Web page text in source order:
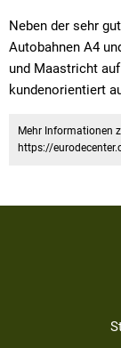
Neben der sehr
Autobahnen A4
und Maastricht
kundenorientiert
Mehr Informationen
https://